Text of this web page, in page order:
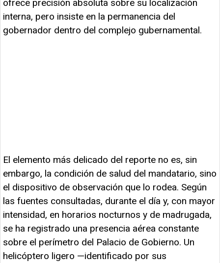
ofrece precisión absoluta sobre su localización
interna, pero insiste en la permanencia del
gobernador dentro del complejo gubernamental.
El elemento más delicado del reporte no es, sin
embargo, la condición de salud del mandatario, sino
el dispositivo de observación que lo rodea. Según
las fuentes consultadas, durante el día y, con mayor
intensidad, en horarios nocturnos y de madrugada,
se ha registrado una presencia aérea constante
sobre el perímetro del Palacio de Gobierno. Un
helicóptero ligero —identificado por sus